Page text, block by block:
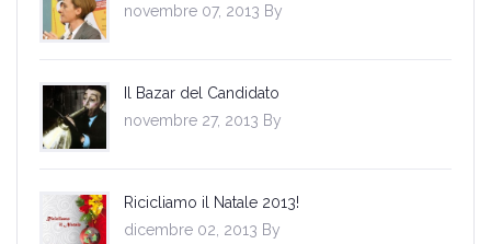
novembre 07, 2013 By
Il Bazar del Candidato
novembre 27, 2013 By
Ricicliamo il Natale 2013!
dicembre 02, 2013 By